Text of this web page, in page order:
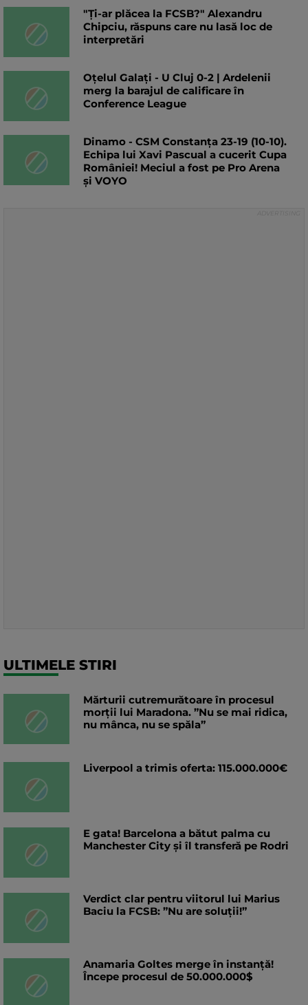
"Ți-ar plăcea la FCSB?" Alexandru
Chipciu, răspuns care nu lasă loc de
interpretări
Oțelul Galați - U Cluj 0-2 | Ardelenii
merg la barajul de calificare în
Conference League
Dinamo - CSM Constanța 23-19 (10-10).
Echipa lui Xavi Pascual a cucerit Cupa
României! Meciul a fost pe Pro Arena
și VOYO
ULTIMELE STIRI
Mărturii cutremurătoare în procesul
morţii lui Maradona. ”Nu se mai ridica,
nu mânca, nu se spăla”
Liverpool a trimis oferta: 115.000.000€
E gata! Barcelona a bătut palma cu
Manchester City și îl transferă pe Rodri
Verdict clar pentru viitorul lui Marius
Baciu la FCSB: ”Nu are soluții!”
Anamaria Goltes merge în instanță!
Începe procesul de 50.000.000$